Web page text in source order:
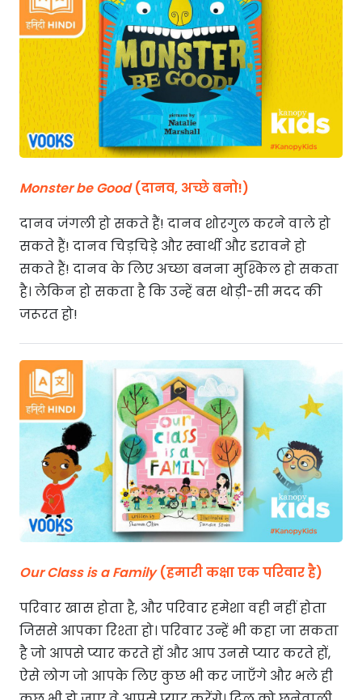
Monster be Good(दानव, अच्छे बनो!)
दानव जंगली हो सकते हैं! दानव शोरगुल करने वाले हो
सकते हैं! दानव चिड़चिड़े और स्वार्थी और डरावने हो
सकते हैं! दानव के लिए अच्छा बनना मुश्किल हो सकता
है। लेकिन हो सकता है कि उन्हें बस थोड़ी-सी मदद की
जरूरत हो!
Our Class is a Family(हमारी कक्षा एक परिवार है)
परिवार खास होता है, और परिवार हमेशा वही नहीं होता
जिससे आपका रिश्ता हो। परिवार उन्हें भी कहा जा सकता
है जो आपसे प्यार करते हों और आप उनसे प्यार करते हों,
ऐसे लोग जो आपके लिए कुछ भी कर जाएँगे और भले ही